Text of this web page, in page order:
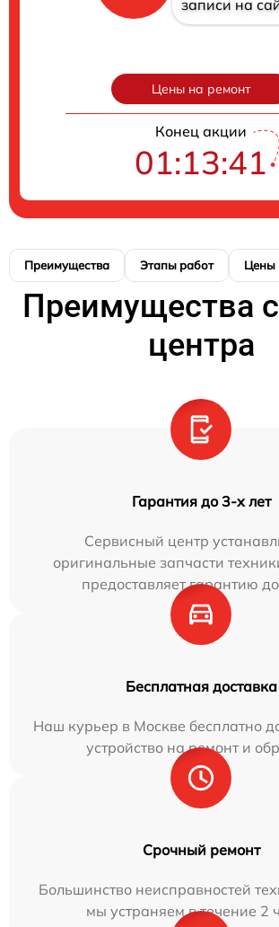
записи на
Цены на ремонт
Конец акции
01:13:40
Преимущества Этапы работ Цены
Преимущества
центра
Гарантия до 3-х лет
Сервисный центр
оригинальные запчасти
предоставляет гарантию
Бесплатная доставка
Наш курьер в Москве бесплатно
устройство на ремонт и
Срочный ремонт
Большинство неисправностей
мы устраняем в течение 2